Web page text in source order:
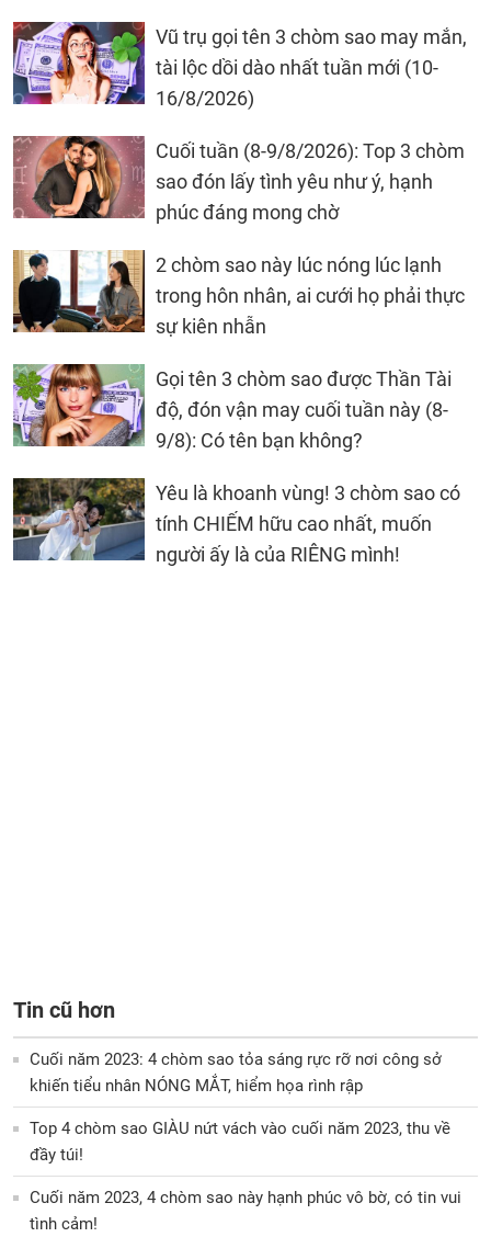
Vũ trụ gọi tên 3 chòm sao may mắn,
tài lộc dồi dào nhất tuần mới (10-
16/8/2026)
Cuối tuần (8-9/8/2026): Top 3 chòm
sao đón lấy tình yêu như ý, hạnh
phúc đáng mong chờ
2 chòm sao này lúc nóng lúc lạnh
trong hôn nhân, ai cưới họ phải thực
sự kiên nhẫn
Gọi tên 3 chòm sao được Thần Tài
độ, đón vận may cuối tuần này (8-
9/8): Có tên bạn không?
Yêu là khoanh vùng! 3 chòm sao có
tính CHIẾM hữu cao nhất, muốn
người ấy là của RIÊNG mình!
Tin cũ hơn
Cuối năm 2023: 4 chòm sao tỏa sáng rực rỡ nơi công sở
khiến tiểu nhân NÓNG MẮT, hiểm họa rình rập
Top 4 chòm sao GIÀU nứt vách vào cuối năm 2023, thu về
đầy túi!
Cuối năm 2023, 4 chòm sao này hạnh phúc vô bờ, có tin vui
tình cảm!